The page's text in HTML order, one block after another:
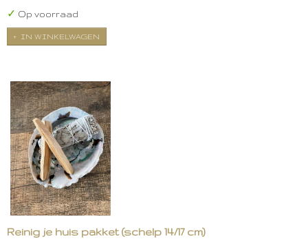
✓ Op voorraad
IN WINKELWAGEN
Reinig je huis pakket (schelp 14/17 cm)